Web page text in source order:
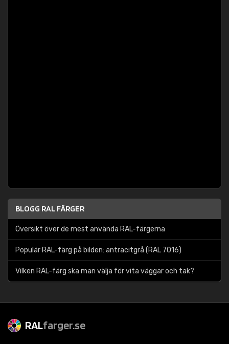
BLOGG RAL FÄRGER
Översikt över de mest använda RAL-färgerna
Populär RAL-färg på bilden: antracitgrå (RAL 7016)
Vilken RAL-färg ska man välja för vita väggar och tak?
RALfarger.se